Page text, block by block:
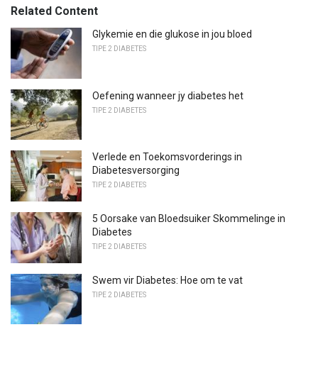
Related Content
Glykemie en die glukose in jou bloed
TIPE 2 DIABETES
Oefening wanneer jy diabetes het
TIPE 2 DIABETES
Verlede en Toekomsvorderings in
Diabetesversorging
TIPE 2 DIABETES
5 Oorsake van Bloedsuiker Skommelinge in
Diabetes
TIPE 2 DIABETES
Swem vir Diabetes: Hoe om te vat
TIPE 2 DIABETES